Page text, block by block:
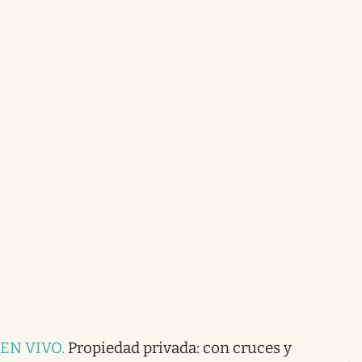
EN VIVO. Propiedad privada: con cruces y